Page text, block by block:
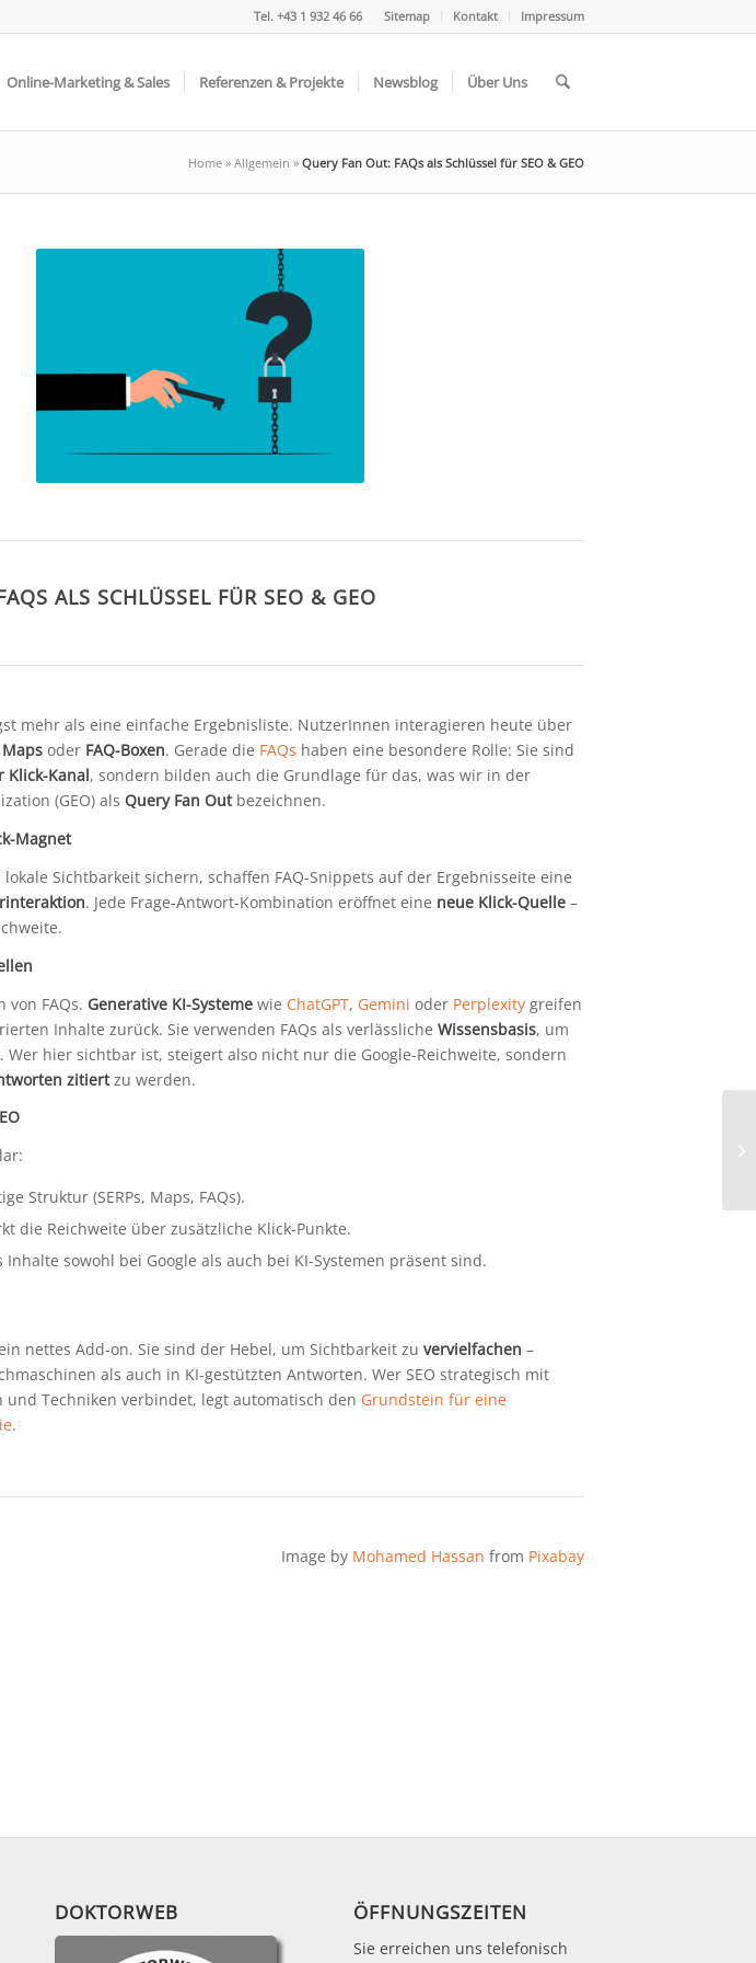
Sitemap Kontakt Impressum
Tel. +43 1 932 46 66
Online-Marketing & Sales Referenzen & Projekte Newsblog Über Uns
Home » Allgemein » Query Fan Out: FAQs als Schlüssel für SEO & GEO
ALS SCHLÜSSEL FÜR SEO & GEO
mehr als eine einfache Ergebnisliste. NutzerInnen interagieren heute über
oder FAQ-Boxen. Gerade die FAQs haben eine besondere Rolle: Sie sind
Klick-Kanal, sondern bilden auch die Grundlage für das, was wir in der
(GEO) als Query Fan Outbezeichnen.
Magnet
Sichtbarkeit sichern, schaffen FAQ-Snippets auf der Ergebnisseite eine
. Jede Frage-Antwort-Kombination eröffnet eine neue Klick-Quelle –
FAQs. Generative KI-Systeme wie ChatGPT, Gemini oder Perplexity greifen
Inhalte zurück. Sie verwenden FAQs als verlässlicheWissensbasis, um
hier sichtbar ist, steigert also nicht nur die Google-Reichweite, sondern
zitiertzu werden.
Struktur (SERPs, Maps, FAQs).
die Reichweite über zusätzliche Klick-Punkte.
sowohl bei Google als auch bei KI-Systemen präsent sind.
nettes Add-on. Sie sind der Hebel, um Sichtbarkeit zuvervielfachen –
als auch in KI-gestützten Antworten. Wer SEO strategisch mit
und Techniken verbindet, legt automatisch den Grundstein für eine
.
Image by Mohamed Hassan from Pixabay
DOKTORWEB ÖFFNUNGSZEITEN
Sie erreichen uns telefonisch